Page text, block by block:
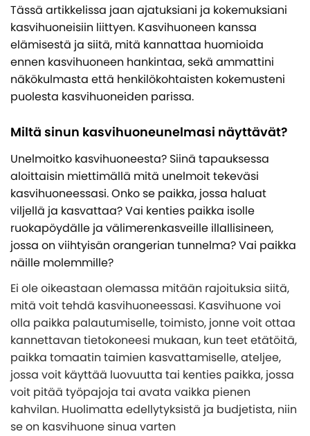
Tämän takia lasiterassi ja kasvihuone ovat fiksu
investointi
Lasiterassi teki kesämökistä ylellisemmän
Yksinkertainen lisärakennus antoi mökille uutta
Erillinen lasiterassi toteutettiin uima-altaan
Perinteinen, punainen ja kuvankaunis
KATEGORIAT
Pergola
Pieni kasvihuone / Minikasvihuone
Kasvihuoneen lisävarusteet
INSPIRAATIOTA
Tietoa kasvihuoneistamme
Myrskytakuu kasvihuoneelle
Rakenna kasvihuoneen perustus itse
Valmistele kasvihuone talvea varten
Lisävarusteet
INSPIRAATIOTA
Puutarhasuunnittelijan parhaat valaistusvinkit
Pergola
Autotalli
Autokatos
Autotallin ovet
Lisävarusteet autotallin oviin
KATEGORIAT
Yleiskatsaus - Inspiraatiota
Monipuolinen kennomuovi lasiterassin- ja
kasvihuoneen materiaalinacomfort
Näin valitset oikean lasiterassin
elämää
8 syytä hankkia lasiterassi
Tämän takia lasiterassi ja kasvihuone ovat fiksu
investointi
Mikä kasvihuonemalli sopii juuri sinulle
Arkkitehdin vinkit
Svenska
Asennusapua
Tässä artikkelissa jaan ajatuksiani ja kokemuksiani
kasvihuoneisiin liittyen. Kasvihuoneen kanssa
elämisestä ja siitä, mitä kannattaa huomioida
ennen kasvihuoneen hankintaa, sekä ammattini
näkökulmasta että henkilökohtaisten kokemusteni
puolesta kasvihuoneiden parissa.
Miltä sinun kasvihuoneunelmasi näyttävät?
Unelmoitko kasvihuoneesta? Siinä tapauksessa
aloittaisin miettimällä mitä unelmoit tekeväsi
kasvihuoneessasi. Onko se paikka, jossa haluat
viljellä ja kasvattaa? Vai kenties paikka isolle
ruokapöydälle ja välimerenkasveille illallisineen,
jossa on viihtyisän orangerian tunnelma? Vai paikka
näille molemmille?
Ei ole oikeastaan olemassa mitään rajoituksia siitä,
mitä voit tehdä kasvihuoneessasi. Kasvihuone voi
olla paikka palautumiselle, toimisto, jonne voit ottaa
kannettavan tietokoneesi mukaan, kun teet etätöitä,
paikka tomaatin taimien kasvattamiselle, ateljee,
jossa voit käyttää luovuutta tai kenties paikka, jossa
voit pitää työpajoja tai avata vaikka pienen
kahvilan. Huolimatta edellytyksistä ja budjetista, niin
se on kasvihuone sinua varten